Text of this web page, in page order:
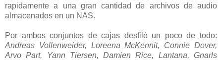
rapidamente a una gran cantidad de archivos de audio
almacenados en un NAS.
Por ambos conjuntos de cajas desfiló un poco de todo:
Andreas Vollenweider, Loreena McKennit, Connie Dover,
Arvo Part, Yann Tiersen, Damien Rice, Lantana, Gnarls